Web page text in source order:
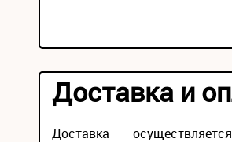
Доставка и
Доставка